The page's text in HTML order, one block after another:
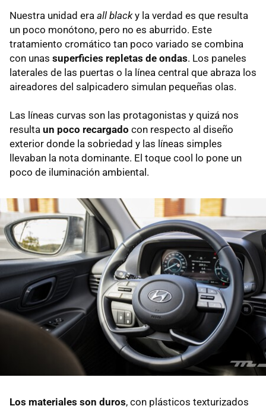
Nuestra unidad era all blacky la verdad es que resulta
un poco monótono, pero no es aburrido. Este
tratamiento cromático tan poco variado se combina
con unas superficies repletas de ondas. Los paneles
laterales de las puertas o la línea central que abraza los
aireadores del salpicadero simulan pequeñas olas.
Las líneas curvas son las protagonistas y quizá nos
resulta un poco recargado con respecto al diseño
exterior donde la sobriedad y las líneas simples
llevaban la nota dominante. El toque cool lo pone un
poco de iluminación ambiental.
Los materiales son duros, con plásticos texturizados